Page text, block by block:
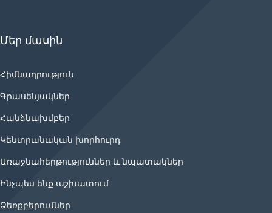
Մեր մասին
Հիմնադրություն
Գրասենյակներ
Հանձնախմբեր
Կենտրանական խորհուրդ
Առաջնահերթություններ և նպատակներ
Ինչպես ենք աշխատում
Ձեռքբերումներ